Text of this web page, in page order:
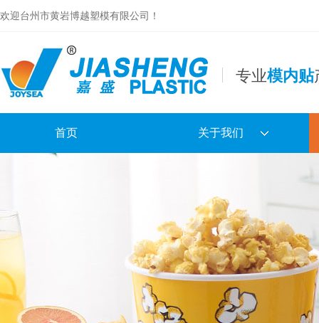
欢迎台州市黄岩博越塑模有限公司！
专业模内贴
首页 关于我们
合作伙伴
专利及证书
镂空盘电子样本
日用品电子样本